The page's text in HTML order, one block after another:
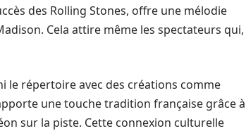
des Rolling Stones, offre une mélodie
Cela attire même les spectateurs qui,
le répertoire avec des créations comme
une touche tradition française grâce à
sur la piste. Cette connexion culturelle